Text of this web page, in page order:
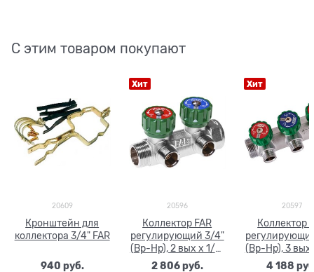
С этим товаром покупают
20609
Кронштейн для
коллектора 3/4" FAR
940 руб.
Хит
20596
Коллектор FAR
регулирующий 3/4"
(Вр-Нр), 2 вых x 1/2"
НР, под прокладку
2 806 руб.
Хит
20597
Коллектор
(Вр-Нр), 3 вых
НР, под
4 188